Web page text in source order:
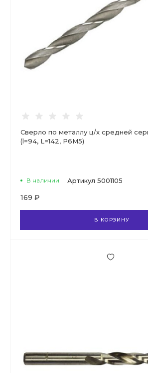
Сверло по металлу ц/х средней
(l=94, L=142, Р6М5)
В наличии Артикул 5001105
169 ₽
В КОРЗИНУ